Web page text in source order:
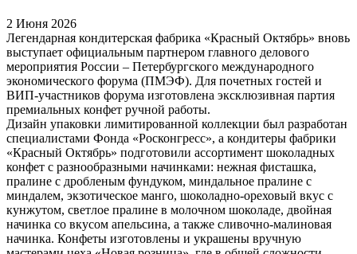
2 Июня 2026
Легендарная кондитерская фабрика «Красный Октябрь» вновь
выступает официальным партнером главного делового
мероприятия России – Петербургского международного
экономического форума (ПМЭФ). Для почетных гостей и
ВИП-участников форума изготовлена эксклюзивная партия
премиальных конфет ручной работы.
Дизайн упаковки лимитированной коллекции был разработан
специалистами Фонда «Росконгресс», а кондитеры фабрики
«Красный Октябрь» подготовили ассортимент шоколадных
конфет с разнообразными начинками: нежная фисташка,
пралине с дробленым фундуком, миндальное пралине с
миндалем, экзотическое манго, шоколадно-ореховый вкус с
кунжутом, светлое пралине в молочном шоколаде, двойная
начинка со вкусом апельсина, а также сливочно-малиновая
начинка. Конфеты изготовлены и украшены вручную